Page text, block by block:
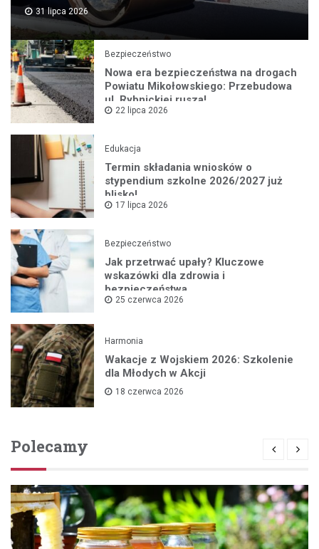
31 lipca 2026
Bezpieczeństwo
Nowa era bezpieczeństwa na drogach
Powiatu Mikołowskiego: Przebudowa
ul. Rybnickiej rusza!
22 lipca 2026
Edukacja
Termin składania wniosków o
stypendium szkolne 2026/2027 już
blisko!
17 lipca 2026
Bezpieczeństwo
Jak przetrwać upały? Kluczowe
wskazówki dla zdrowia i
bezpieczeństwa
25 czerwca 2026
Harmonia
Wakacje z Wojskiem 2026: Szkolenie
dla Młodych w Akcji
18 czerwca 2026
Polecamy